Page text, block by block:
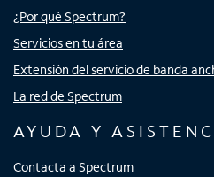
¿Por qué Spectrum?
Servicios en tu área
Extensión del servicio de banda
La red de Spectrum
AYUDA Y
Contacta a Spectrum